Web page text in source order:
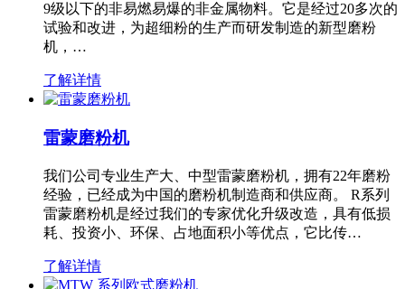
9级以下的非易燃易爆的非金属物料。它是经过20多次的
试验和改进，为超细粉的生产而研发制造的新型磨粉
机，…
了解详情
雷蒙磨粉机
我们公司专业生产大、中型雷蒙磨粉机，拥有22年磨粉
经验，已经成为中国的磨粉机制造商和供应商。 R系列
雷蒙磨粉机是经过我们的专家优化升级改造，具有低损
耗、投资小、环保、占地面积小等优点，它比传…
了解详情